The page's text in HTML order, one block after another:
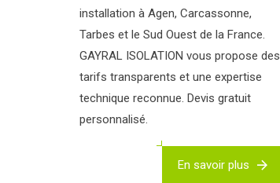
installation à Agen, Carcassonne,
Tarbes et le Sud Ouest de la France.
GAYRAL ISOLATION vous propose des
tarifs transparents et une expertise
technique reconnue. Devis gratuit
personnalisé.
En savoir plus